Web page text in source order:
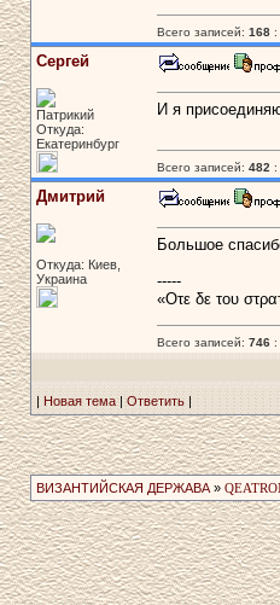
Всего записей: 168:
Сергей
Патрикий
Откуда:
Екатеринбург
И я
Всего записей: 482
Дмитрий
Откуда: Киев,
Украина
Большое
-----
«Οτε δε του
Всего записей: 746:
| Новая тема|Ответить|
ВИЗАНТИЙСКАЯ ДЕРЖАВА»